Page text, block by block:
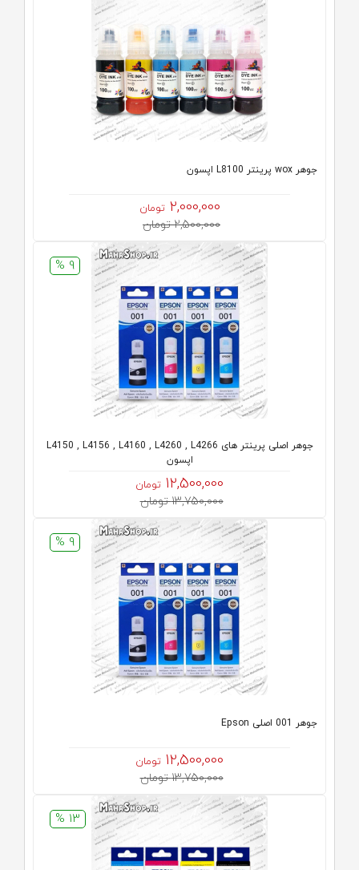
جوهر wox پرینتر L8100 اپسون
2,000,000 تومان
2,500,000 تومان
9 %
جوهر اصلی پرینتر های L4150 , L4156 , L4160 , L4260 , L4266
اپسون
12,500,000 تومان
13,750,000 تومان
9 %
جوهر 001 اصلی Epson
12,500,000 تومان
13,750,000 تومان
13 %